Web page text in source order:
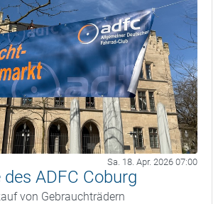
Sa. 18. Apr. 2026 07:00
des ADFC Coburg
von Gebrauchträdern